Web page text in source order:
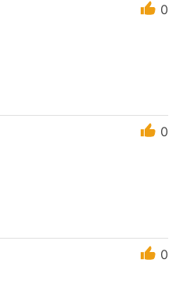
0
0
0